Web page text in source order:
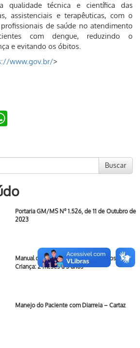
qualidade técnica e científica das
assistenciais e terapêuticas, com o
de saúde no atendimento
com dengue, reduzindo o
e evitando os óbitos.
www.gov.br/>
Buscar
Portaria GM/MS Nº 1.526, de 11 de Outubro de
2023
Manual de Quadros de Procedimentos: Aidpi
Criança: 2 meses a 5 anos
Manejo do Paciente com Diarreia – Cartaz